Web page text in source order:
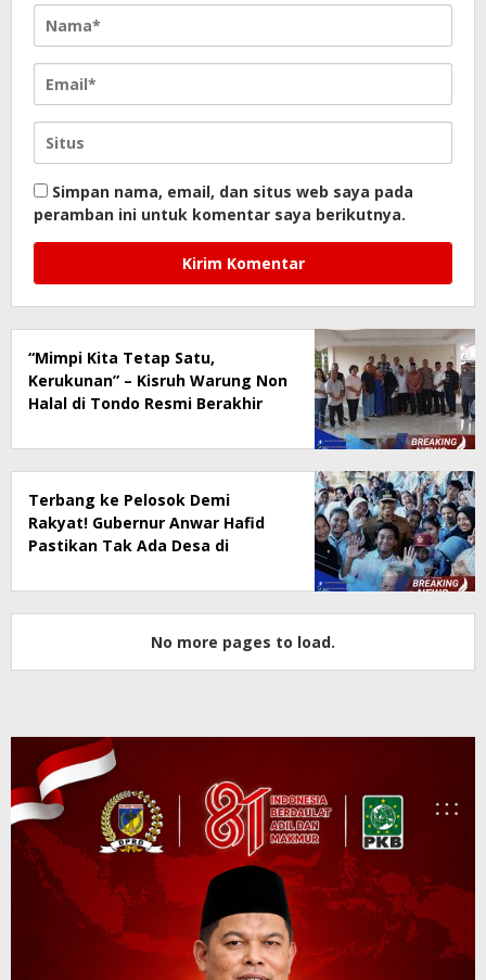
Simpan nama, email, dan situs web saya pada
peramban ini untuk komentar saya berikutnya.
“Mimpi Kita Tetap Satu,
Kerukunan” – Kisruh Warung Non
Halal di Tondo Resmi Berakhir
Terbang ke Pelosok Demi
Rakyat! Gubernur Anwar Hafid
Pastikan Tak Ada Desa di
No more pages to load.